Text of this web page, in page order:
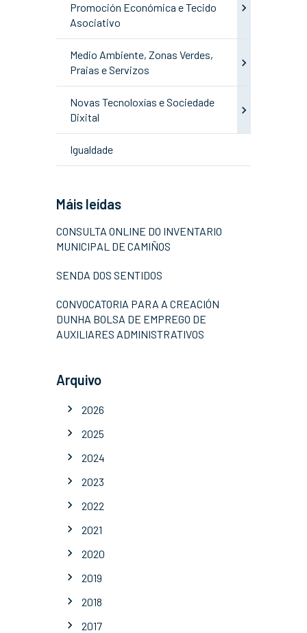
Promoción Económica e Tecido
Asociativo
Medio Ambiente, Zonas Verdes,
Praias e Servizos
Novas Tecnoloxías e Sociedade
Dixital
Igualdade
Máis leídas
CONSULTA ONLINE DO INVENTARIO
MUNICIPAL DE CAMIÑOS
SENDA DOS SENTIDOS
CONVOCATORIA PARA A CREACIÓN
DUNHA BOLSA DE EMPREGO DE
AUXILIARES ADMINISTRATIVOS
Arquivo
2026
2025
2024
2023
2022
2021
2020
2019
2018
2017